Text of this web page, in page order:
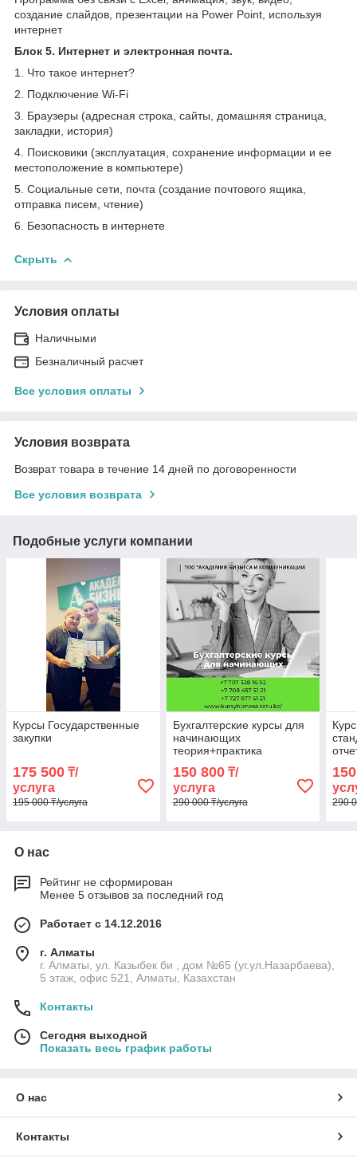
создание слайдов, презентации на Power Point, используя
интернет
Блок 5. Интернет и электронная почта.
1. Что такое интернет?
2. Подключение Wi-Fi
3. Браузеры (адресная строка, сайты, домашняя страница,
закладки, история)
4. Поисковики (эксплуатация, сохранение информации и ее
местоположение в компьютере)
5. Социальные сети, почта (создание почтового ящика,
отправка писем, чтение)
6. Безопасность в интернете
Скрыть
Условия оплаты
Наличными
Безналичный расчет
Все условия оплаты
Условия возврата
Возврат товара в течение 14 дней по договоренности
Все условия возврата
Подобные услуги компании
Курсы Государственные
закупки
175 500 ₸/
услуга
195 000 ₸/услуга
Бухгалтерские курсы для
начинающих
теория+практика
150 800₸/
услуга
290 000 ₸/услуга 290
О нас
Рейтинг не сформирован
Менее 5 отзывов за последний год
Работает с 14.12.2016
г. Алматы
г. Алматы, ул. Казыбек би , дом №65 (уг.ул.Назарбаева),
5 этаж, офис 521, Алматы, Казахстан
Контакты
Сегодня выходной
Показать весь график работы
О нас
Контакты